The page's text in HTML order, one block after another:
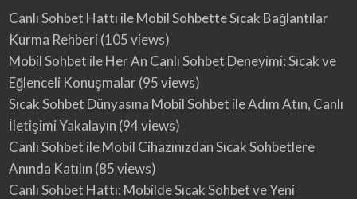
Canlı Sohbet Hattı ile Mobil Sohbette Sıcak Bağlantılar
Kurma Rehberi (105 views)
Mobil Sohbet ile Her An Canlı Sohbet Deneyimi: Sıcak ve
Eğlenceli Konuşmalar(95 views)
Sıcak Sohbet Dünyasına Mobil Sohbet ile Adım Atın, Canlı
İletişimi Yakalayın (94 views)
Canlı Sohbet ile Mobil Cihazınızdan Sıcak Sohbetlere
Anında Katılın (85 views)
Canlı Sohbet Hattı: Mobilde Sıcak Sohbet ve Yeni